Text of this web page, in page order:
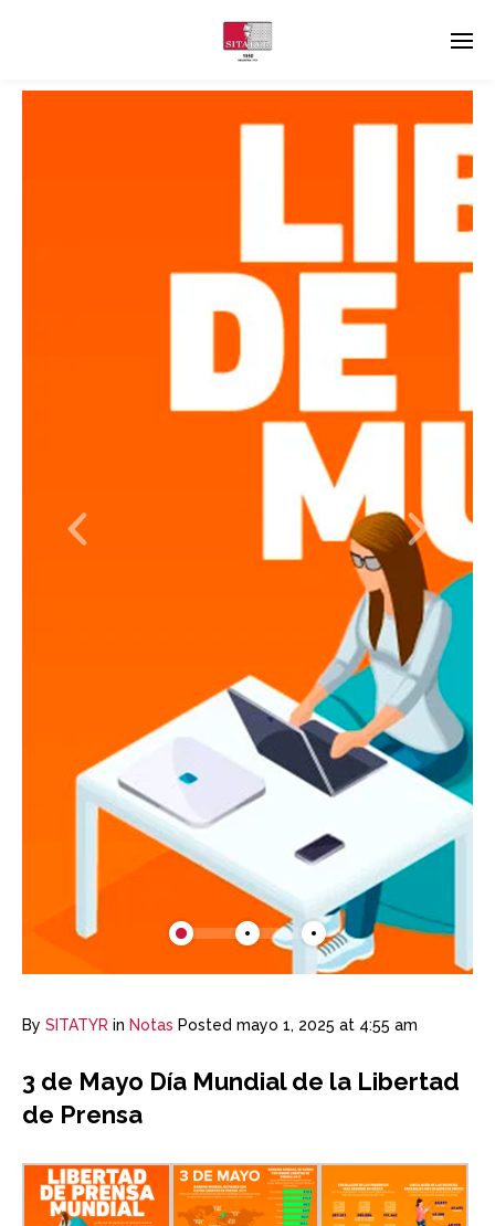
By SITATYR in Notas Posted mayo 1, 2025 at 4:55 am
3 de Mayo Día Mundial de la Libertad
de Prensa